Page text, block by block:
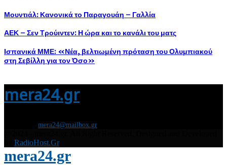
Μουντιάλ: Κανονικά το Παραγουάη – Γαλλία
ΑΕΚ – Σεν Τρούιντεν: Η ώρα και το κανάλι του ματς
Ισπανικά ΜΜΕ: «Νέα, βελτιωμένη πρόταση του Ολυμπιακού
στη Σεβίλλη για τον Όσο»
mera24.gr
mera24@mailbox.gr
RadioHost.Gr
mera24.gr